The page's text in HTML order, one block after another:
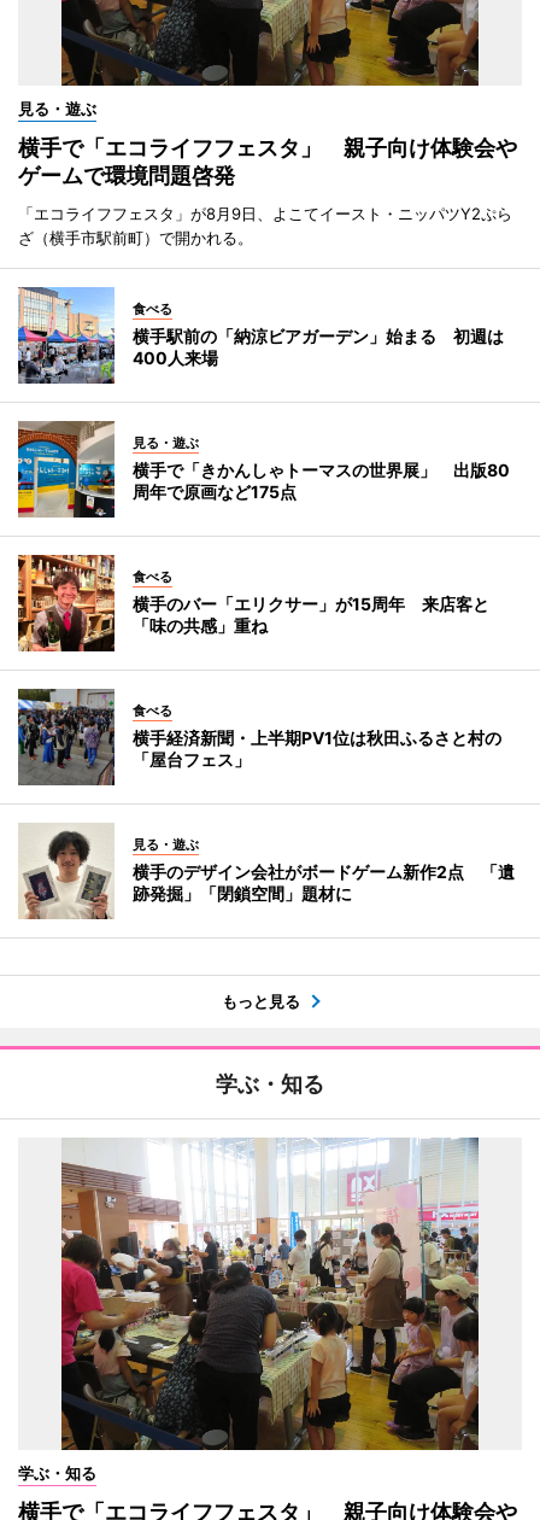
見る・遊ぶ
横手で「エコライフフェスタ」 親子向け体験会や
ゲームで環境問題啓発
「エコライフフェスタ」が8月9日、よこてイースト・ニッパツY2ぷら
ざ（横手市駅前町）で開かれる。
食べる
横手駅前の「納涼ビアガーデン」始まる 初週は
400人来場
見る・遊ぶ
横手で「きかんしゃトーマスの世界展」 出版80
周年で原画など175点
食べる
横手のバー「エリクサー」が15周年 来店客と
「味の共感」重ね
食べる
横手経済新聞・上半期PV1位は秋田ふるさと村の
「屋台フェス」
見る・遊ぶ
横手のデザイン会社がボードゲーム新作2点 「遺
跡発掘」「閉鎖空間」題材に
もっと見る
学ぶ・知る
学ぶ・知る
横手で「エコライフフェスタ」 親子向け体験会や